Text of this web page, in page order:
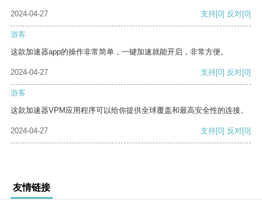
2024-04-27 支持[0] 反对[0]
游客
这款加速器app的操作非常简单，一键加速就能开启，非常方便。
2024-04-27 支持[0] 反对[0]
游客
这款加速器VPM应用程序可以给你提供全球覆盖和最高安全性的连接。
2024-04-27 支持[0] 反对[0]
友情链接